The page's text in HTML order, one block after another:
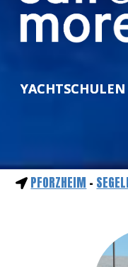
PFORZHEIM -